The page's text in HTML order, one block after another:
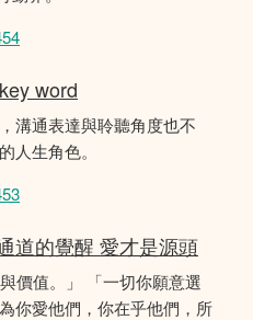
word
溝通表達與聆聽角度也不
人生角色。
道的覺醒 愛才是源頭
價值。」 「一切你願意選
你愛他們，你在乎他們，所